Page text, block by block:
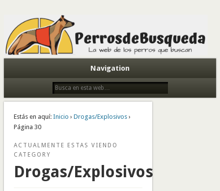
Todo sobre perros de búsqueda y detectores
Navigation
Estás en aquí: Inicio › Drogas/Explosivos›
Página 30
ACTUALMENTE ESTAS VIENDO
CATEGORY
Drogas/Explosivos